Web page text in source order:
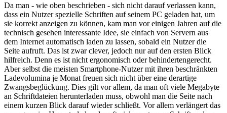
Da man - wie oben beschrieben - sich nicht darauf verlassen kann,
dass ein Nutzer spezielle Schriften auf seinem PC geladen hat, um
sie korrekt anzeigen zu können, kam man vor einigen Jahren auf die
technisch gesehen interessante Idee, sie einfach von Servern aus
dem Internet automatisch laden zu lassen, sobald ein Nutzer die
Seite aufruft. Das ist zwar clever, jedoch nur auf den ersten Blick
hilfreich. Denn es ist nicht ergonomisch oder behindertengerecht.
Aber selbst die meisten Smartphone-Nutzer mit ihren beschränkten
Ladevolumina je Monat freuen sich nicht über eine derartige
Zwangsbeglückung. Dies gilt vor allem, da man oft viele Megabyte
an Schriftdateien herunterladen muss, obwohl man die Seite nach
einem kurzen Blick darauf wieder schließt. Vor allem verlängert das